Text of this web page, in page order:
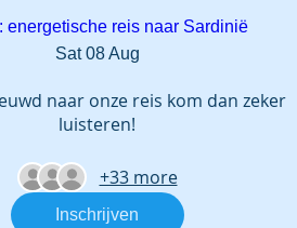
energetische reis naar Sardinië
Sat 08 Aug
naar onze reis kom dan zeker
luisteren!
+33 more
Inschrijven